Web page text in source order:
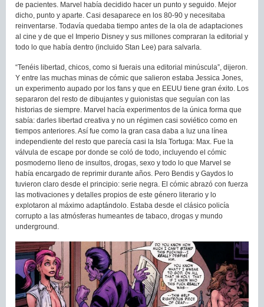
de pacientes. Marvel había decidido hacer un punto y seguido. Mejor
dicho, punto y aparte. Casi desaparece en los 80-90 y necesitaba
reinventarse. Todavía quedaba tiempo antes de la ola de adaptaciones
al cine y de que el Imperio Disney y sus millones compraran la editorial y
todo lo que había dentro (incluido Stan Lee) para salvarla.
“Tenéis libertad, chicos, como si fuerais una editorial minúscula”, dijeron.
Y entre las muchas minas de cómic que salieron estaba Jessica Jones,
un experimento aupado por los fans y que en EEUU tiene gran éxito. Los
separaron del resto de dibujantes y guionistas que seguían con las
historias de siempre. Marvel hacía experimentos de la única forma que
sabía: darles libertad creativa y no un régimen casi soviético como en
tiempos anteriores. Así fue como la gran casa daba a luz una línea
independiente del resto que parecía casi la Isla Tortuga: Max. Fue la
válvula de escape por donde se coló de todo, incluyendo el cómic
posmoderno lleno de insultos, drogas, sexo y todo lo que Marvel se
había encargado de reprimir durante años. Pero Bendis y Gaydos lo
tuvieron claro desde el principio: serie negra. El cómic abrazó con fuerza
las motivaciones y detalles propios de este género literario y lo
explotaron al máximo adaptándolo. Estaba desde el clásico policía
corrupto a las atmósferas humeantes de tabaco, drogas y mundo
underground.